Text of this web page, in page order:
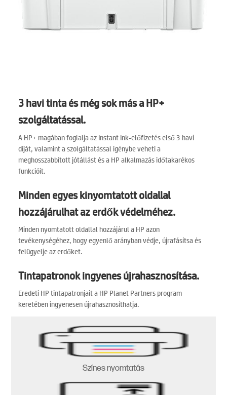
3 havi tinta és még sok más a HP+
szolgáltatással.
A HP+ magában foglalja az Instant Ink-előfizetés első 3 havi
díját, valamint a szolgáltatással igénybe veheti a
meghosszabbított jótállást és a HP alkalmazás időtakarékos
funkcióit.
Minden egyes kinyomtatott oldallal
hozzájárulhat az erdők védelméhez.
Minden nyomtatott oldallal hozzájárul a HP azon
tevékenységéhez, hogy egyenlő arányban védje, újrafásítsa és
felügyelje az erdőket.
Tintapatronok ingyenes újrahasznosítása.
Eredeti HP tintapatronjait a HP Planet Partners program
keretében ingyenesen újrahasznosíthatja.
Színes nyomtatás